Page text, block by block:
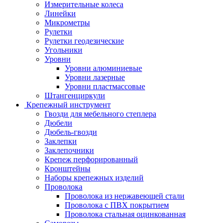
Измерительные колеса
Линейки
Микрометры
Рулетки
Рулетки геодезические
Угольники
Уровни
Уровни алюминиевые
Уровни лазерные
Уровни пластмассовые
Штангенциркули
Крепежный инструмент
Гвозди для мебельного степлера
Дюбели
Дюбель-гвозди
Заклепки
Заклепочники
Крепеж перфорированный
Кронштейны
Наборы крепежных изделий
Проволока
Проволока из нержавеющей стали
Проволока с ПВХ покрытием
Проволока стальная оцинкованная